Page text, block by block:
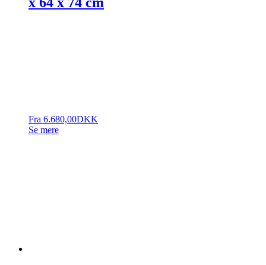
Fra 6.680,00DKK
Se mere